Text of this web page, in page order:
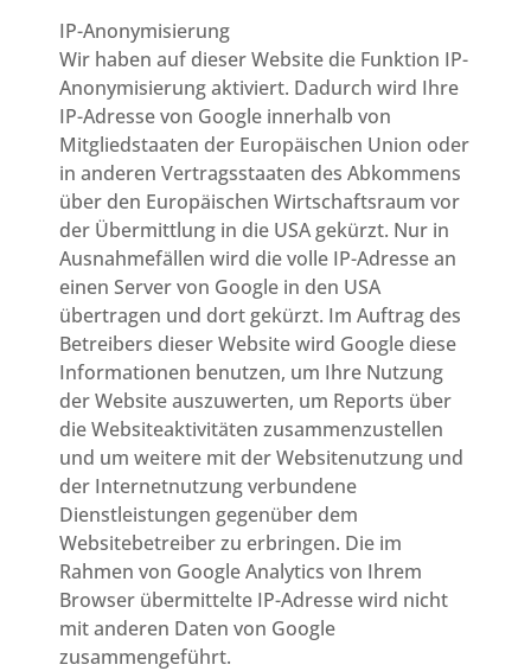
IP-Anonymisierung
Wir haben auf dieser Website die Funktion IP-
Anonymisierung aktiviert. Dadurch wird Ihre
IP-Adresse von Google innerhalb von
Mitgliedstaaten der Europäischen Union oder
in anderen Vertragsstaaten des Abkommens
über den Europäischen Wirtschaftsraum vor
der Übermittlung in die USA gekürzt. Nur in
Ausnahmefällen wird die volle IP-Adresse an
einen Server von Google in den USA
übertragen und dort gekürzt. Im Auftrag des
Betreibers dieser Website wird Google diese
Informationen benutzen, um Ihre Nutzung
der Website auszuwerten, um Reports über
die Websiteaktivitäten zusammenzustellen
und um weitere mit der Websitenutzung und
der Internetnutzung verbundene
Dienstleistungen gegenüber dem
Websitebetreiber zu erbringen. Die im
Rahmen von Google Analytics von Ihrem
Browser übermittelte IP-Adresse wird nicht
mit anderen Daten von Google
zusammengeführt.